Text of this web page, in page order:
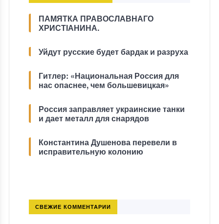
ПАМЯТКА ПРАВОСЛАВНАГО
ХРИСТІАНИНА.
Уйдут русские будет бардак и разруха
Гитлер: «Национальная Россия для
нас опаснее, чем большевицкая»
Россия заправляет украинские танки
и дает металл для снарядов
Константина Душенова перевели в
исправительную колонию
СВЕЖИЕ КОММЕНТАРИИ